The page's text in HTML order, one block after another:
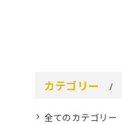
カテゴリー
全てのカテゴリー